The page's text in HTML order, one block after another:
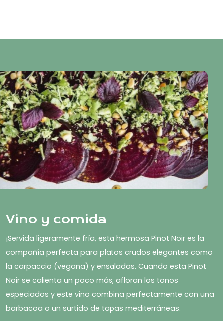
Vino y comida
¡Servida ligeramente fría, esta hermosa Pinot Noir es la
compañía perfecta para platos crudos elegantes como
la carpaccio (vegana) y ensaladas. Cuando esta Pinot
Noir se calienta un poco más, afloran los tonos
especiados y este vino combina perfectamente con una
barbacoa o un surtido de tapas mediterráneas.